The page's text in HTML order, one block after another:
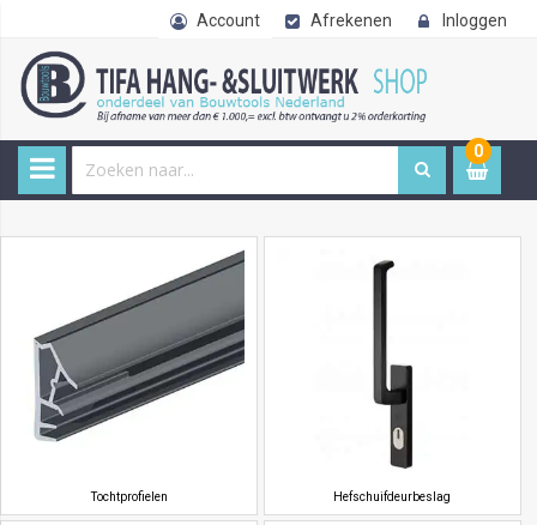
Account Afrekenen Inloggen
0
item
Tochtprofielen Hefschuifdeurbeslag